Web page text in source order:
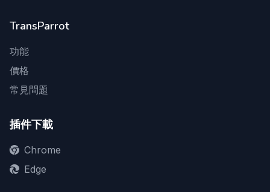
TransParrot
功能
價格
常見問題
插件下載
Chrome
Edge